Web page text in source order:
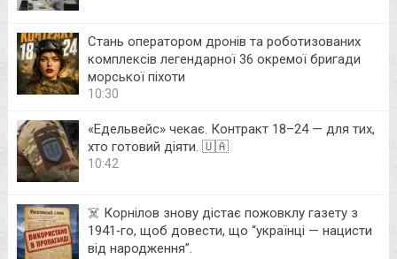
Стань оператором дронів та роботизованих
комплексів легендарної 36 окремої бригади
морської піхоти
10:30
«Едельвейс» чекає. Контракт 18–24 — для тих,
хто готовий діяти. 🇺🇦
10:42
☠️ Корнілов знову дістає пожовклу газету з
1941‑го, щоб довести, що “українці — нацисти
від народження”.